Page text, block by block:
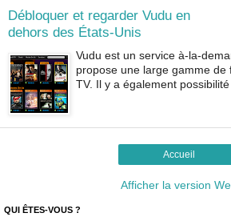
Débloquer et regarder Vudu en
dehors des États-Unis
Vudu est un service à-la-
propose une large gamme de
TV. Il y a également possibilité
Accueil
Afficher la version
QUI ÊTES-VOUS ?